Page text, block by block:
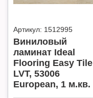
Артикул: 1512995
Виниловый
ламинат Ideal
Flooring Easy Tile
LVT, 53006
European, 1 м.кв.